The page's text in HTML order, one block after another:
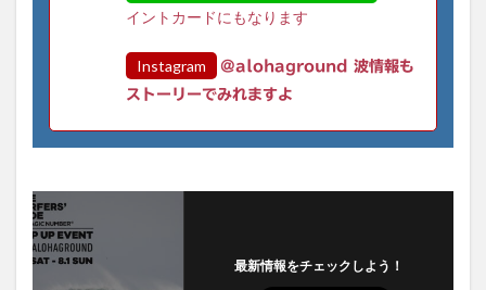
イントカードにもなります
Instagram
@alohaground 波情報も
ストーリーでみれますよ
最新情報をチェックしよう！